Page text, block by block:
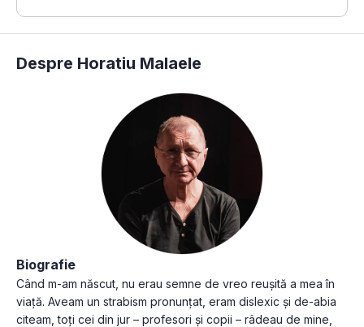
Despre Horatiu Malaele
Biografie
Când m-am născut, nu erau semne de vreo reușită a mea în
viață. Aveam un strabism pronunțat, eram dislexic și de-abia
citeam, toți cei din jur – profesori și copii – râdeau de mine,